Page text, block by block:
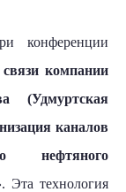
конференции
связи компании
(Удмуртская
каналов
нефтяного
. Эта технология